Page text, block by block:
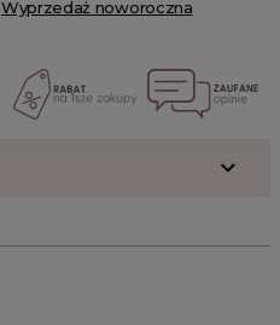
Wyprzedaż noworoczna